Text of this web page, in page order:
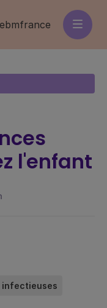
ebmfrance
l'enfant
infectieuses